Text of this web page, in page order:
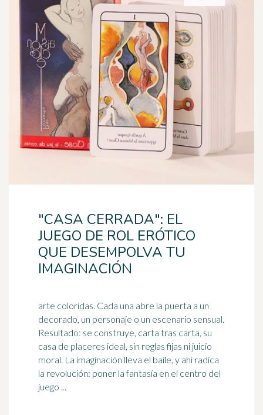
"CASA CERRADA": EL
JUEGO DE ROL ERÓTICO
QUE DESEMPOLVA TU
IMAGINACIÓN
arte coloridas. Cada una abre la puerta a un
decorado, un personaje o un escenario sensual.
Resultado: se construye, carta tras carta, su
casa de placeres ideal, sin reglas fijas ni juicio
moral. La imaginación lleva el baile, y ahí radica
la revolución: poner la fantasía en el centro del
juego ...